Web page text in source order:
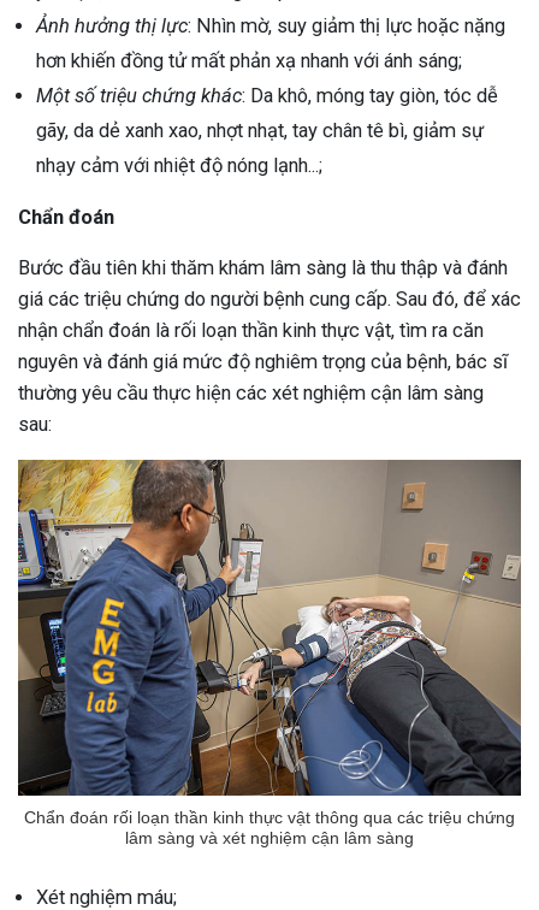
Ảnh hưởng thị lực: Nhìn mờ, suy giảm thị lực hoặc nặng
hơn khiến đồng tử mất phản xạ nhanh với ánh sáng;
Một số triệu chứng khác: Da khô, móng tay giòn, tóc dễ
gãy, da dẻ xanh xao, nhợt nhạt, tay chân tê bì, giảm sự
nhạy cảm với nhiệt độ nóng lạnh...;
Chẩn đoán
Bước đầu tiên khi thăm khám lâm sàng là thu thập và đánh
giá các triệu chứng do người bệnh cung cấp. Sau đó, để xác
nhận chẩn đoán là rối loạn thần kinh thực vật, tìm ra căn
nguyên và đánh giá mức độ nghiêm trọng của bệnh, bác sĩ
thường yêu cầu thực hiện các xét nghiệm cận lâm sàng
sau:
Chẩn đoán rối loạn thần kinh thực vật thông qua các triệu chứng
lâm sàng và xét nghiệm cận lâm sàng
Xét nghiệm máu;